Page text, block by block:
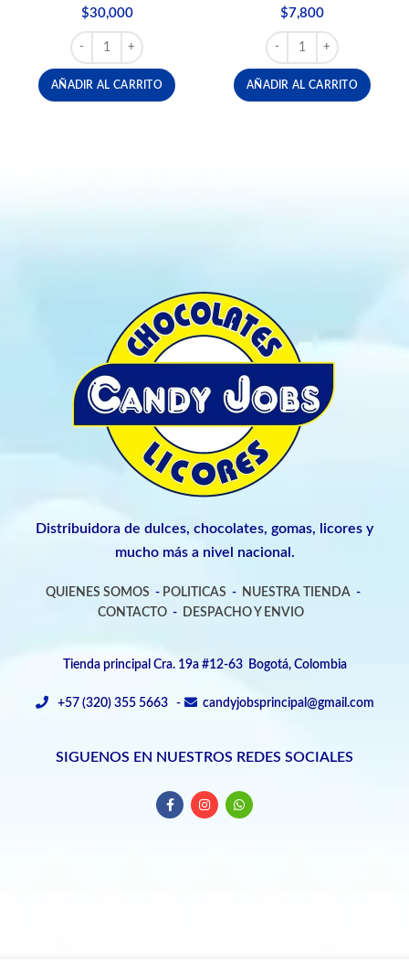
$30,000
CHOCOLATE M&M PEANUTS PAQUETE X6 UND cantidad
AÑADIR AL CARRITO
$7,800
ALMENDRA
AÑADIR AL CARRITO
Distribuidora de dulces, chocolates, gomas, licores y
mucho más a nivel nacional.
QUIENES SOMOS - POLITICAS - NUESTRA TIENDA -
CONTACTO- DESPACHO Y ENVIO
Tienda principal Cra. 19a #12-63 Bogotá, Colombia
+57 (320) 355 5663 - candyjobsprincipal@gmail.com
SIGUENOS EN NUESTROS REDES SOCIALES